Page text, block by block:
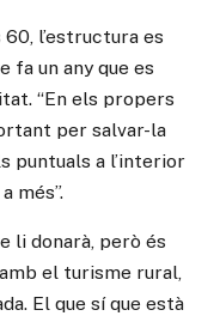
l’estructura es
fa un any que es
“En els propers
per salvar-la
puntuals a l’interior
més”.
li donarà, però és
el turisme rural,
El que sí que està